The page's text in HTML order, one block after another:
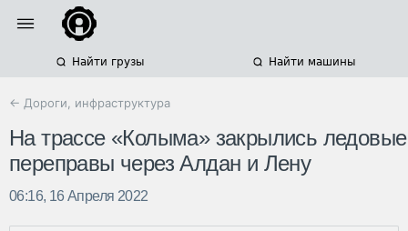
Найти грузы Найти машины
← Дороги, инфраструктура
На трассе «Колыма» закрылись ледовые
переправы через Алдан и Лену
06:16, 16 Апреля 2022